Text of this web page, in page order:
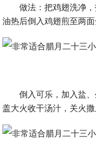
做法：把鸡翅洗净
油热后倒入鸡翅煎至两
倒入可乐，加入盐
盖大火收干汤汁，关火